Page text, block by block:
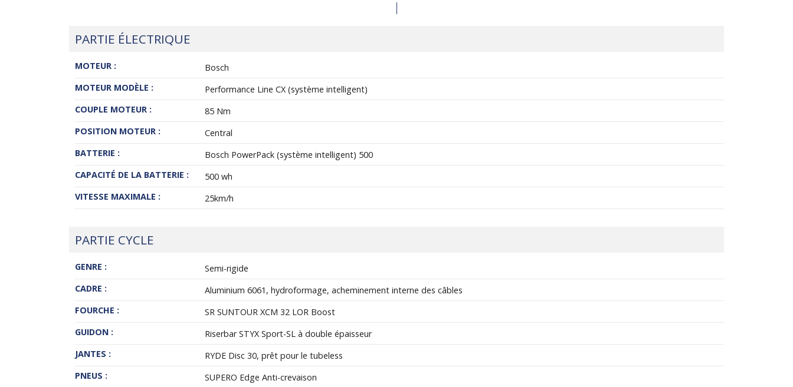
PARTIE ÉLECTRIQUE
MOTEUR :
Bosch
MOTEUR MODÈLE :
Performance Line CX (système intelligent)
COUPLE MOTEUR :
85 Nm
POSITION MOTEUR :
Central
BATTERIE :
Bosch PowerPack (système intelligent) 500
CAPACITÉ DE LA BATTERIE :
500 wh
VITESSE MAXIMALE :
25km/h
PARTIE CYCLE
GENRE :
Semi-rigide
CADRE :
Aluminium 6061, hydroformage, acheminement interne des câbles
FOURCHE :
SR SUNTOUR XCM 32 LOR Boost
GUIDON :
Riserbar STYX Sport-SL à double épaisseur
JANTES :
RYDE Disc 30, prêt pour le tubeless
PNEUS :
SUPERO Edge Anti-crevaison